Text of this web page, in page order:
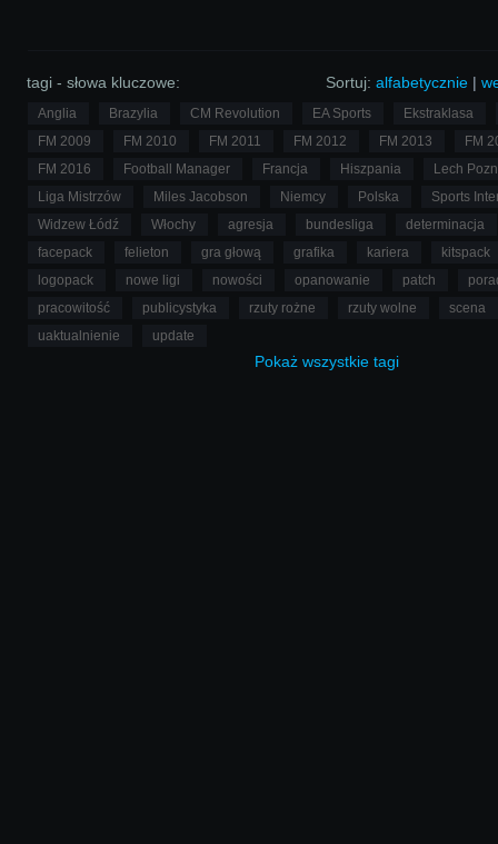
Sortuj: alfabetycznie |
tagi - słowa kluczowe:
Anglia Brazylia CM Revolution EA Sports
Ekstraklasa
FM 2009
FM 2010 FM 2011 FM 2012 FM 2013
FM
FM 2016
Football Manager Francja Hiszpania
Lech
Liga Mistrzów
Miles Jacobson Niemcy Polska
Sports
Widzew Łódź
Włochy agresja bundesliga
determinacja
facepack
felieton gra głową grafika kariera
kitspack
logopack
nowe ligi nowości opanowanie patch
pracowitość
publicystyka rzuty rożne rzuty wolne
scena
uaktualnienie
update
Pokaż wszystkie tagi